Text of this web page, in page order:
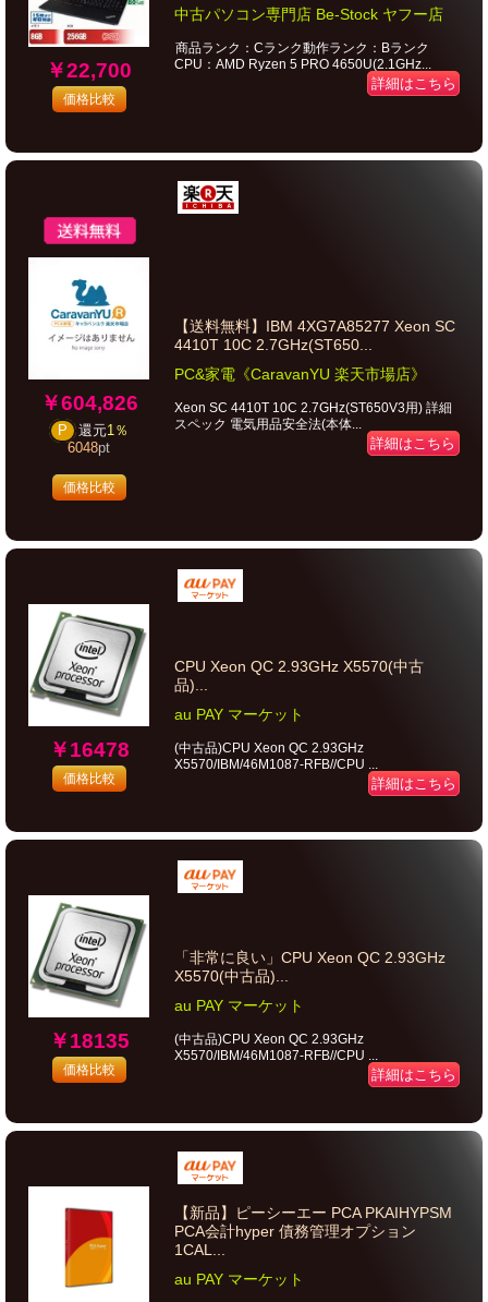
￥22,700
価格比較
中古パソコン専門店 Be-Stock ヤフー店
商品ランク：Cランク動作ランク：Bランク
CPU：AMD Ryzen 5 PRO 4650U(2.1GHz...
詳細はこちら
￥604,826
P 還元1％
6048pt
価格比較
【送料無料】IBM 4XG7A85277 Xeon SC
4410T 10C 2.7GHz(ST650...
PC&家電《CaravanYU 楽天市場店》
Xeon SC 4410T 10C 2.7GHz(ST650V3用) 詳細
スペック 電気用品安全法(本体...
詳細はこちら
￥16478
価格比較
CPU Xeon QC 2.93GHz X5570(中古
品)...
au PAY マーケット
(中古品)CPU Xeon QC 2.93GHz
X5570/IBM/46M1087-RFB//CPU ...
詳細はこちら
￥18135
価格比較
「非常に良い」CPU Xeon QC 2.93GHz
X5570(中古品)...
au PAY マーケット
(中古品)CPU Xeon QC 2.93GHz
X5570/IBM/46M1087-RFB//CPU ...
詳細はこちら
【新品】ピーシーエー PCA PKAIHYPSM
PCA会計hyper 債務管理オプション
1CAL...
au PAY マーケット